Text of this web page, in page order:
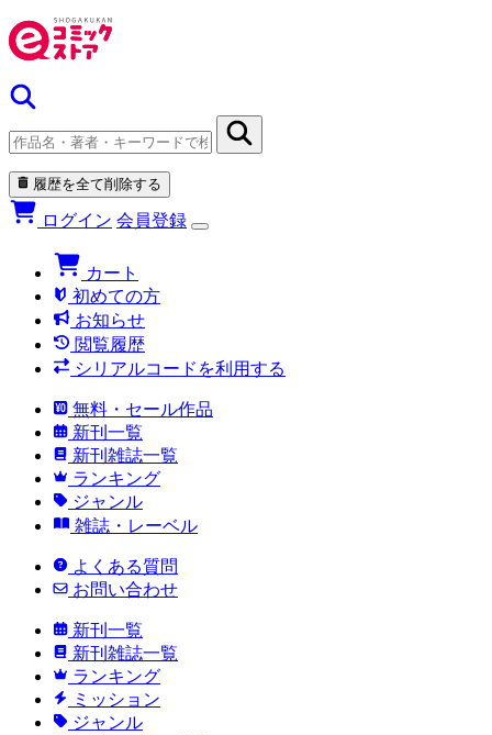
履歴を全て削除する
ログイン 会員登録
カート
初めての方
お知らせ
閲覧履歴
シリアルコードを利用する
無料・セール作品
新刊一覧
新刊雑誌一覧
ランキング
ジャンル
雑誌・レーベル
よくある質問
お問い合わせ
新刊一覧
新刊雑誌一覧
ランキング
ミッション
ジャンル